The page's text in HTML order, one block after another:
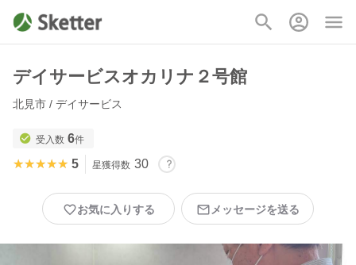
デイサービスオカリナ２号館
北見市 / デイサービス
受入数 6件
★★★★★
★★★★★ 5 星獲得数 30
お気に入りする メッセージを送る